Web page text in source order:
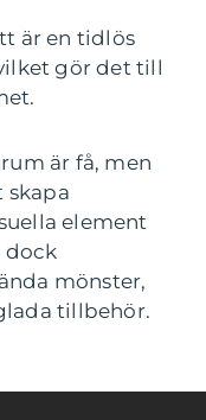
är en tidlös
gör det till
är få, men
skapa
element
dock
mönster,
tillbehör.